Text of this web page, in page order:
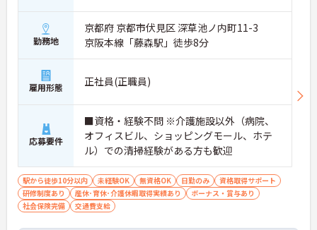
勤務地
京都府 京都市伏見区 深草池ノ内町11-3
京阪本線「藤森駅」徒歩8分
雇用形態 正社員(正職員)
応募要件
■資格・経験不問 ※介護施設以外（病院、
オフィスビル、ショッピングモール、ホテ
ル）での清掃経験がある方も歓迎
駅から徒歩10分以内 未経験OK 無資格OK 日勤のみ
資格取得サポート
研修制度あり
産休･育休･介護休暇取得実績あり
ボーナス・賞与あり
社会保険完備
交通費支給